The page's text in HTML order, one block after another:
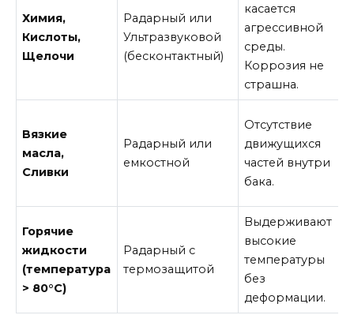
Химия,
Кислоты,
Щелочи
Радарный или
Ультразвуковой
(бесконтактный)
касается
агрессивной
среды.
Коррозия не
страшна.
Вязкие
масла,
Сливки
Радарный или
емкостной
Отсутствие
движущихся
частей внутри
бака.
Горячие
жидкости
(температура
> 80°C)
Радарный с
термозащитой
Выдерживают
высокие
температуры
без
деформации.